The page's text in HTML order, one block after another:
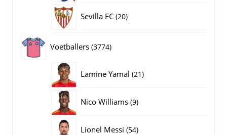
Sevilla FC 2020
Voetballers 37743774
Lamine Yamal 2121
Nico Williams 99
Lionel Messi 5454